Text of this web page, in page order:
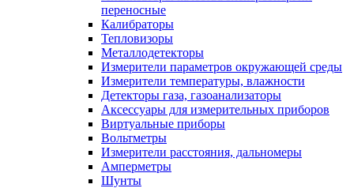
переносные
Калибраторы
Тепловизоры
Металлодетекторы
Измерители параметров окружающей среды
Измерители температуры, влажности
Детекторы газа, газоанализаторы
Аксессуары для измерительных приборов
Виртуальные приборы
Вольтметры
Измерители расстояния, дальномеры
Амперметры
Шунты